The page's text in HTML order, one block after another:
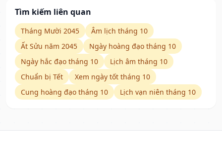
Tìm kiếm liên quan
Tháng Mười 2045
Âm lịch tháng 10
Ất Sửu năm 2045
Ngày hoàng đạo tháng 10
Ngày hắc đạo tháng 10
Lịch âm tháng 10
Chuẩn bị Tết
Xem ngày tốt tháng 10
Cung hoàng đạo tháng 10
Lịch vạn niên tháng 10